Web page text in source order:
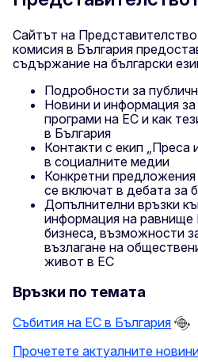
Сайтът на
комисия в България
съдържание на български
Подробности за
Новини и информация
програми на ЕС и как
в България
Контакти с екип „Преса
в социалните медии
Конкретни
се включат в дебата за
Допълнителни връзки
информация на равнище
бизнеса, възможности
възлагане на
живот в ЕС
Връзки по темата
Събития на ЕС в България
Прочетете актуалните